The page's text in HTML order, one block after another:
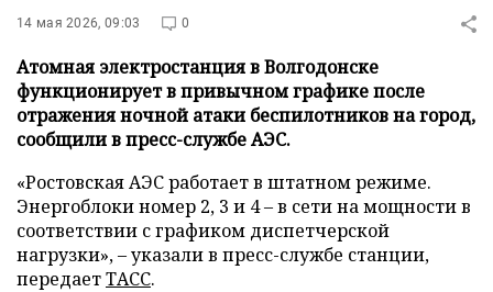
14 мая 2026, 09:03 0
Атомная электростанция в Волгодонске
функционирует в привычном графике после
отражения ночной атаки беспилотников на город,
сообщили в пресс-службе АЭС.
«Ростовская АЭС работает в штатном режиме.
Энергоблоки номер 2, 3 и 4 – в сети на мощности в
соответствии с графиком диспетчерской
нагрузки», – указали в пресс-службе станции,
передаетТАСС.